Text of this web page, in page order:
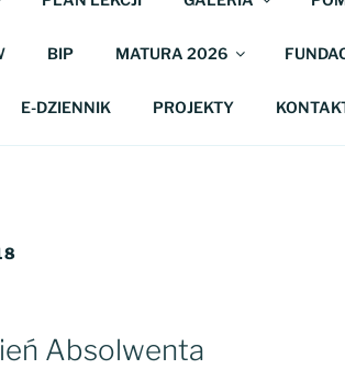
BIP MATURA 2026
E-DZIENNIK PROJEKTY
Absolwenta